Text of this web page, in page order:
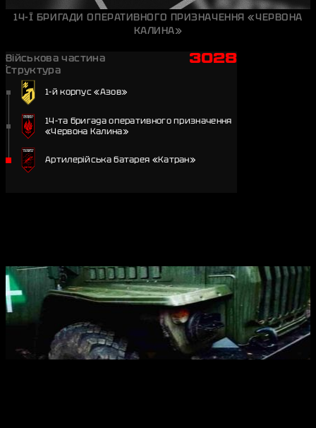
14-Ї БРИГАДИ ОПЕРАТИВНОГО ПРИЗНАЧЕННЯ «ЧЕРВОНА
КАЛИНА»
Військова частина 3028
Структура
1-й корпус «Азов»
14-та бригада оперативного призначення
«Червона Калина»
Артилерійська батарея «Катран»